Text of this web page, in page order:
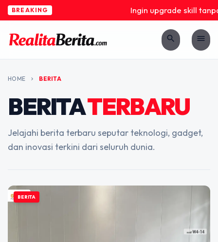
BREAKING Ingin upgrade skill tanpa
search menu
HOME chevron_right BERITA
BERITATERBARU
Jelajahi berita terbaru seputar teknologi, gadget,
dan inovasi terkini dari seluruh dunia.
BERITA